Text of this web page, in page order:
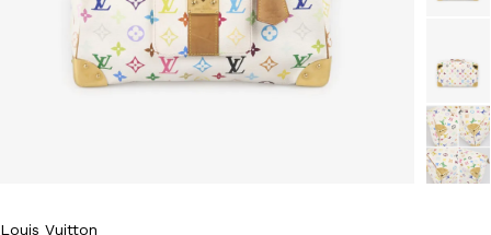
Louis Vuitton